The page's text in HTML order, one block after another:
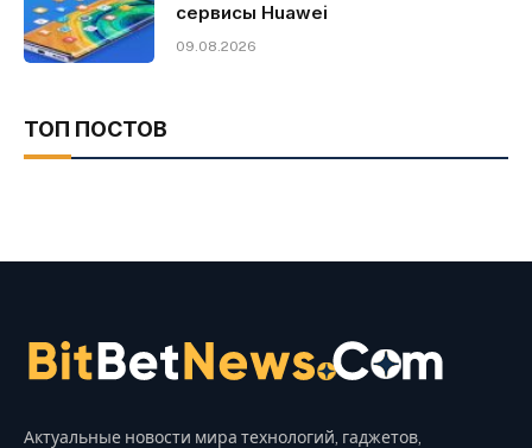
сервисы Huawei
09.08.2026
ТОП ПОСТОВ
Актуальные новости мира технологий, гаджетов,